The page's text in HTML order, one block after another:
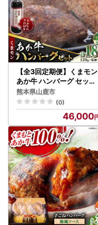
【全3回定期便】くまモン
あか牛 ハンバーグ セット
120g×6個【有限会社
三協畜産】 国産 赤身 赤牛
[ZEB056]
熊本県山鹿市
(0)
46,000